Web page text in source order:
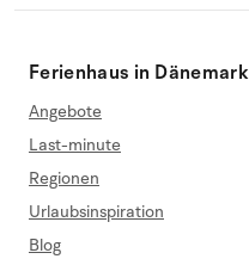
Ferienhaus in Dänemark
Angebote
Last-minute
Regionen
Urlaubsinspiration
Blog